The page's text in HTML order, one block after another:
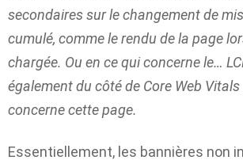
secondaires sur le changement de
cumulé, comme le rendu de la page
chargée. Ou en ce qui concerne le…
également du côté de Core Web
concerne cette page.
Essentiellement, les bannières non